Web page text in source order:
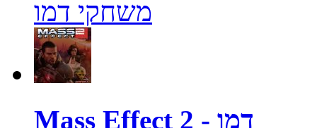
משחקי דמו
Mass Effect 2 - דמו